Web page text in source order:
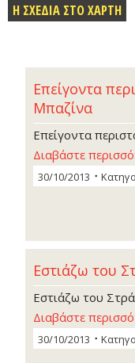
Η ΣΧΕΔΙΑ ΣΤΟ ΧΑΡΤΗ
Επείγοντα
Μπαζίνα
Επείγοντα
Διαβάστε
30/10/2013
Εστιάζω του
Εστιάζω του
Διαβάστε
30/10/2013